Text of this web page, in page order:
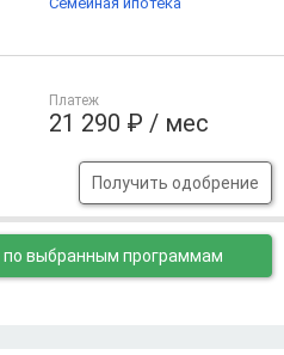
Платеж
21 290 ₽ / мес
Получить одобрение
по выбранным программам